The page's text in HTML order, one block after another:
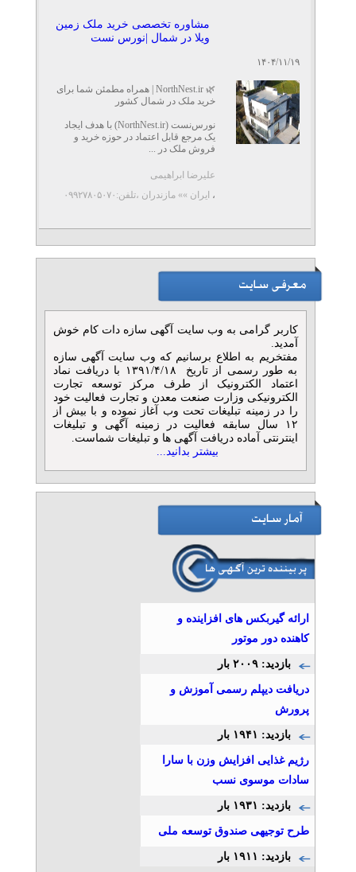
۱۴۰۴/۱۱/۱۹
مشاوره تخصصی خرید ملک زمین
ویلا در شمال |نورس نست
🌿 NorthNest.ir | همراه مطمئن شما برای
خرید ملک در شمال کشور
نورس‌نست (NorthNest.ir) با هدف ایجاد
یک مرجع قابل اعتماد در حوزه خرید و
فروش ملک در ...
علیرضا ابراهیمی
، ایران »» مازندران ،تلفن:۰۹۹۲۷۸۰۵۰۷۰
کاربر گرامی به وب سایت آگهی سازه دات کام خوش
آمدید.
مفتخریم به اطلاع برسانیم که وب سایت آگهی سازه
به طور رسمی از تاریخ ۱۳۹۱/۴/۱۸ با دریافت نماد
اعتماد الکترونیک از طرف مرکز توسعه تجارت
الکترونیکی وزارت صنعت معدن و تجارت فعالیت خود
را در زمینه تبلیغات تحت وب آغاز نموده و با بیش از
۱۲ سال سابقه فعالیت در زمینه آگهی و تبلیغات
اینترنتی آماده دریافت آگهی ها و تبلیغات شماست.
بیشتر بدانید...
ارائه گیربکس های افزاینده و
کاهنده دور موتور
بازدید: ۲۰۰۹ بار
دریافت دیپلم رسمی آموزش و
پرورش
بازدید: ۱۹۴۱ بار
رژیم غذایی افزایش وزن با سارا
سادات موسوی نسب
بازدید: ۱۹۳۱ بار
طرح توجیهی صندوق توسعه ملی
بازدید: ۱۹۱۱ بار